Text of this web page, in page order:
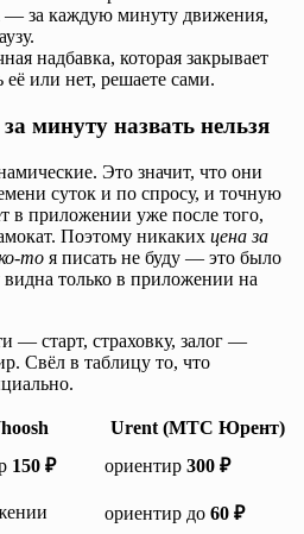
— за каждую минуту движения,
надбавка, которая закрывает
или нет, решаете сами.
минуту назвать нельзя
Это значит, что они
суток и по спросу, и точную
в приложении уже после того,
Поэтому никаких цена за
то я писать не буду — это было
только в приложении на
— старт, страховку, залог —
Свёл в таблицу то, что
Urent (МТС Юрент)
150 ₽ ориентир 300 ₽
ориентир до 60 ₽